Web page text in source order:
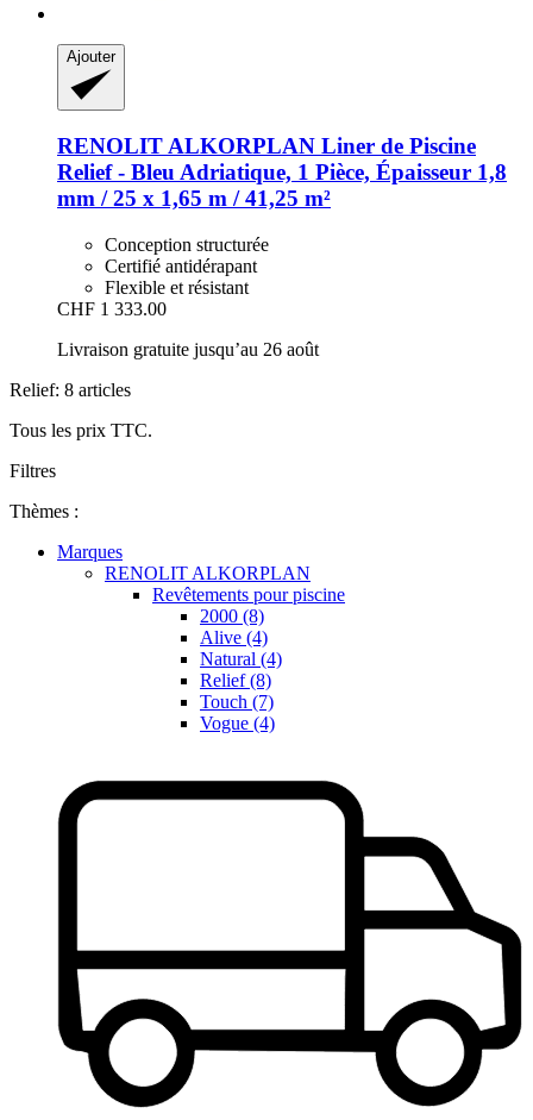
Ajouter
RENOLIT ALKORPLAN Liner de Piscine
Relief -​ Bleu Adriatique, 1 Pièce, Épaisseur 1,8
mm / 25 x 1,65 m / 41,25 m²
Conception structurée
Certifié antidérapant
Flexible et résistant
CHF 1 333.00
Livraison gratuite jusqu’au 26 août
Relief: 8 articles
Tous les prix TTC.
Filtres
Thèmes :
Marques
RENOLIT ALKORPLAN
Revêtements pour piscine
2000 (8)
Alive (4)
Natural (4)
Relief (8)
Touch (7)
Vogue (4)